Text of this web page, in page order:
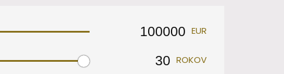
EUR
ROKOV